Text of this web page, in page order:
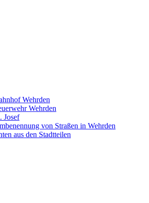
Wehrden
Wehrden
Josef
von Straßen in Wehrden
aus den Stadtteilen